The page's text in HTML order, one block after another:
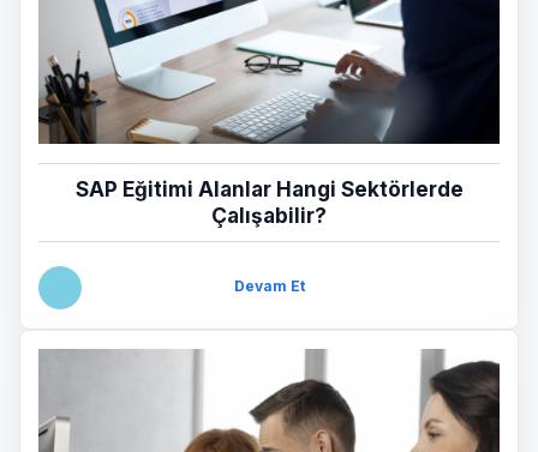
SAP Eğitimi Alanlar Hangi Sektörlerde
Çalışabilir?
Devam Et